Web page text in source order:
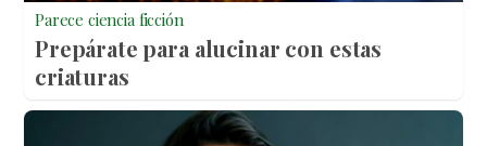
Parece ciencia ficción
Prepárate para alucinar con estas
criaturas